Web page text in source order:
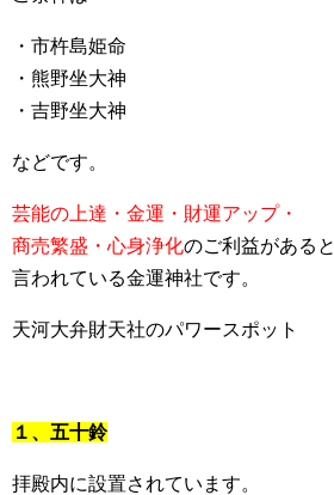
・市杵島姫命
・熊野坐大神
・吉野坐大神
などです。
芸能の上達・金運・財運アップ・
商売繁盛・心身浄化のご利益があると
言われている金運神社です。
天河大弁財天社のパワースポット
１、五十鈴
拝殿内に設置されています。